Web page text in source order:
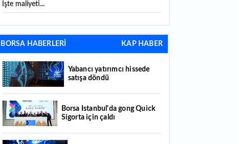
İşte maliyeti...
16:09 TMO 2026-2027 fındık alım fiyatlarını
açıkladı!
geriledi
15:07 Yabancı yatırımcı hissede satışa döndü
14:39
liraya geriledi
14:29 Türkiye'de her 4 kişiden 3'ü internet
BORSA HABERLERİ KAP HABER
Yabancı yatırımcı hissede
satışa döndü
Borsa İstanbul'da gong Quick
Sigorta için çaldı